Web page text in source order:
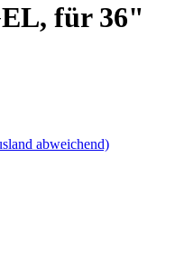
für 36"
abweichend)